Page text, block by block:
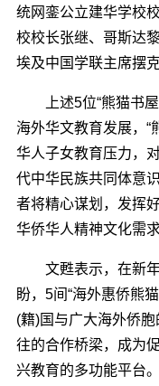
统网銮公立建华学校
校校长张继、哥斯达
埃及中国学联主席摆
上述5位“熊猫书屋
海外华文教育发展，“
华人子女教育压力，
代中华民族共同体意
者将精心谋划，发挥
华侨华人精神文化需
文甦表示，在新年
盼，5间“海外惠侨熊
(籍)国与广大海外侨
往的合作桥梁，成为
兴教育的多功能平台